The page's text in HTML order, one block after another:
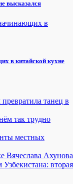
высказался
в китайской кухне
танец в
так трудно
местных
Вячеслава Ахунова
вторая